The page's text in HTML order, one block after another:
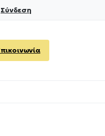
Σύνδεση